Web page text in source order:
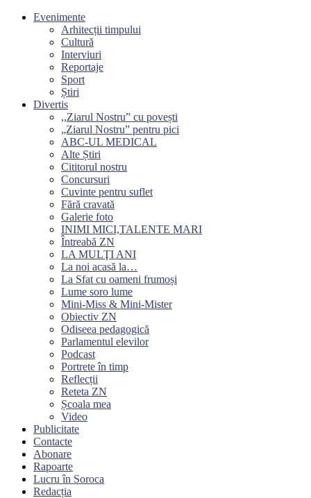
Evenimente
Arhitecții timpului
Cultură
Interviuri
Reportaje
Sport
Știri
Divertis
,,Ziarul Nostru” cu povești
„Ziarul Nostru” pentru pici
ABC-UL MEDICAL
Alte Știri
Cititorul nostru
Concursuri
Cuvinte pentru suflet
Fără cravată
Galerie foto
INIMI MICI,TALENTE MARI
Întreabă ZN
LA MULŢI ANI
La noi acasă la…
La Sfat cu oameni frumoși
Lume soro lume
Mini-Miss & Mini-Mister
Obiectiv ZN
Odiseea pedagogică
Parlamentul elevilor
Podcast
Portrete în timp
Reflecții
Reteta ZN
Școala mea
Video
Publicitate
Contacte
Abonare
Rapoarte
Lucru în Soroca
Redacția